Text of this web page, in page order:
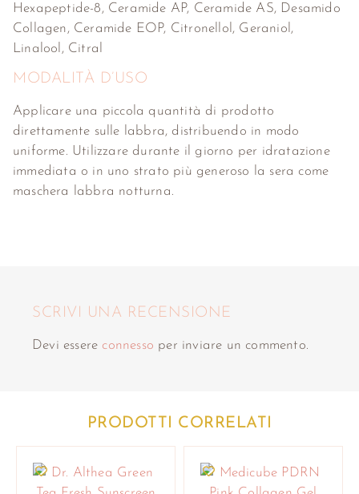
Hexapeptide-8, Ceramide AP, Ceramide AS, Desamido
Collagen, Ceramide EOP, Citronellol, Geraniol,
Linalool, Citral
MODALITÀ D’USO
Applicare una piccola quantità di prodotto
direttamente sulle labbra, distribuendo in modo
uniforme. Utilizzare durante il giorno per idratazione
immediata o in uno strato più generoso la sera come
maschera labbra notturna.
SCRIVI UNA RECENSIONE
Devi essere connesso per inviare un commento.
PRODOTTI CORRELATI